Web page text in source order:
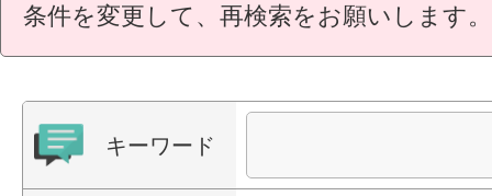
条件を変更して、再検索をお願いします。
キーワード